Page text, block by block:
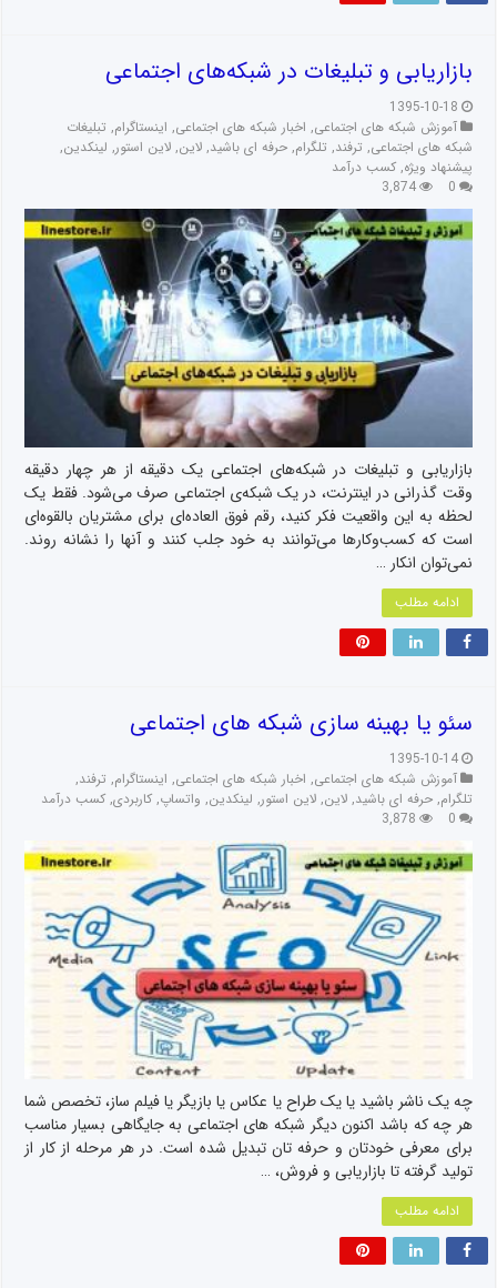
بازاریابی و تبلیغات در شبکه‌های اجتماعی
1395-10-18
آموزش شبکه های اجتماعی, اخبار شبکه های اجتماعی, اینستاگرام, تبلیغات
شبکه های اجتماعی, ترفند, تلگرام, حرفه ای باشید, لاین, لاین استور, لینکدین,
پیشنهاد ویژه, کسب درآمد
0
3,874
بازاریابی و تبلیغات در شبکه‌های اجتماعی یک دقیقه از هر چهار دقیقه
وقت گذرانی در اینترنت، در یک شبکه‌ی اجتماعی صرف می‌شود. فقط یک
لحظه به این واقعیت فکر کنید، رقم فوق العاده‌ای برای مشتریان بالقوه‌ای
است که کسب‌وکارها می‌توانند به خود جلب کنند و آنها را نشانه روند.
نمی‌توان انکار …
ادامه مطلب
سئو یا بهینه سازی شبکه های اجتماعی
1395-10-14
آموزش شبکه های اجتماعی, اخبار شبکه های اجتماعی, اینستاگرام, ترفند,
تلگرام, حرفه ای باشید, لاین, لاین استور, لینکدین, واتساپ, کاربردی, کسب درآمد
0
3,878
چه یک ناشر باشید یا یک طراح یا عکاس یا بازیگر یا فیلم ساز، تخصص شما
هر چه که باشد اکنون دیگر شبکه های اجتماعی به جایگاهی بسیار مناسب
برای معرفی خودتان و حرفه تان تبدیل شده است. در هر مرحله از کار از
تولید گرفته تا بازاریابی و فروش، …
ادامه مطلب